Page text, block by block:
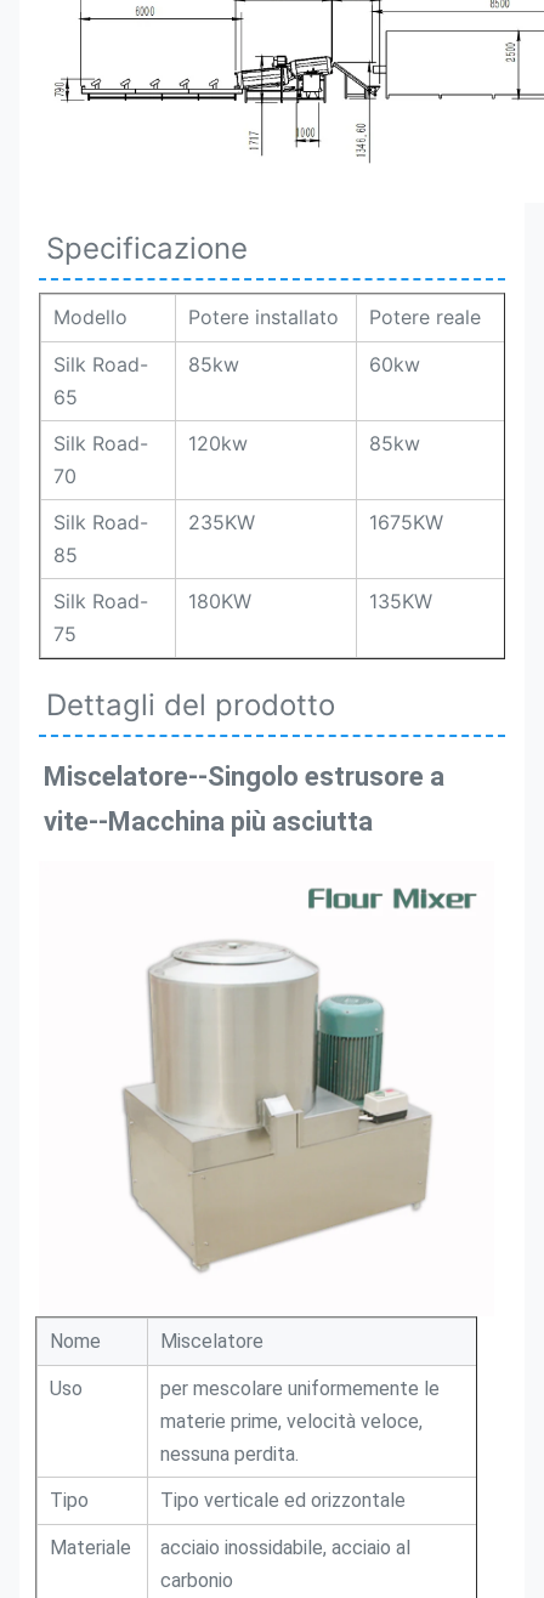
Specificazione
Modello Potere installato Potere reale
Silk Road-
65
85kw 60kw
Silk Road-
70
120kw 85kw
Silk Road-
85
235KW 1675KW
Silk Road-
75
180KW 135KW
Dettagli del prodotto
Miscelatore--Singolo estrusore a
vite--Macchina più asciutta
Nome Miscelatore
Uso
per mescolare uniformemente le
materie prime, velocità veloce,
nessuna perdita.
Tipo
Tipo verticale ed orizzontale
Materiale
acciaio inossidabile, acciaio al
carbonio